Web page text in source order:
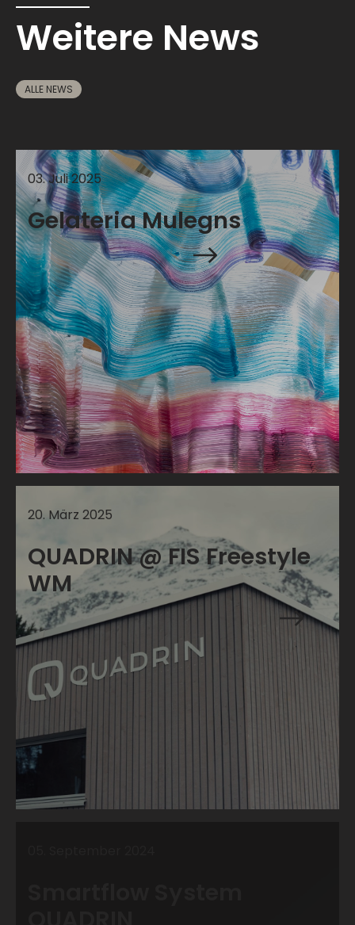
Weitere News
ALLE NEWS
03.Juli2025
Gelateria Mulegns
20. März 2025
QUADRIN @ FIS Freestyle
WM